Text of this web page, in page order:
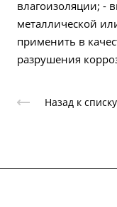
влагоизоляции; -
металлической
применить в
разрушения
Назад к списку